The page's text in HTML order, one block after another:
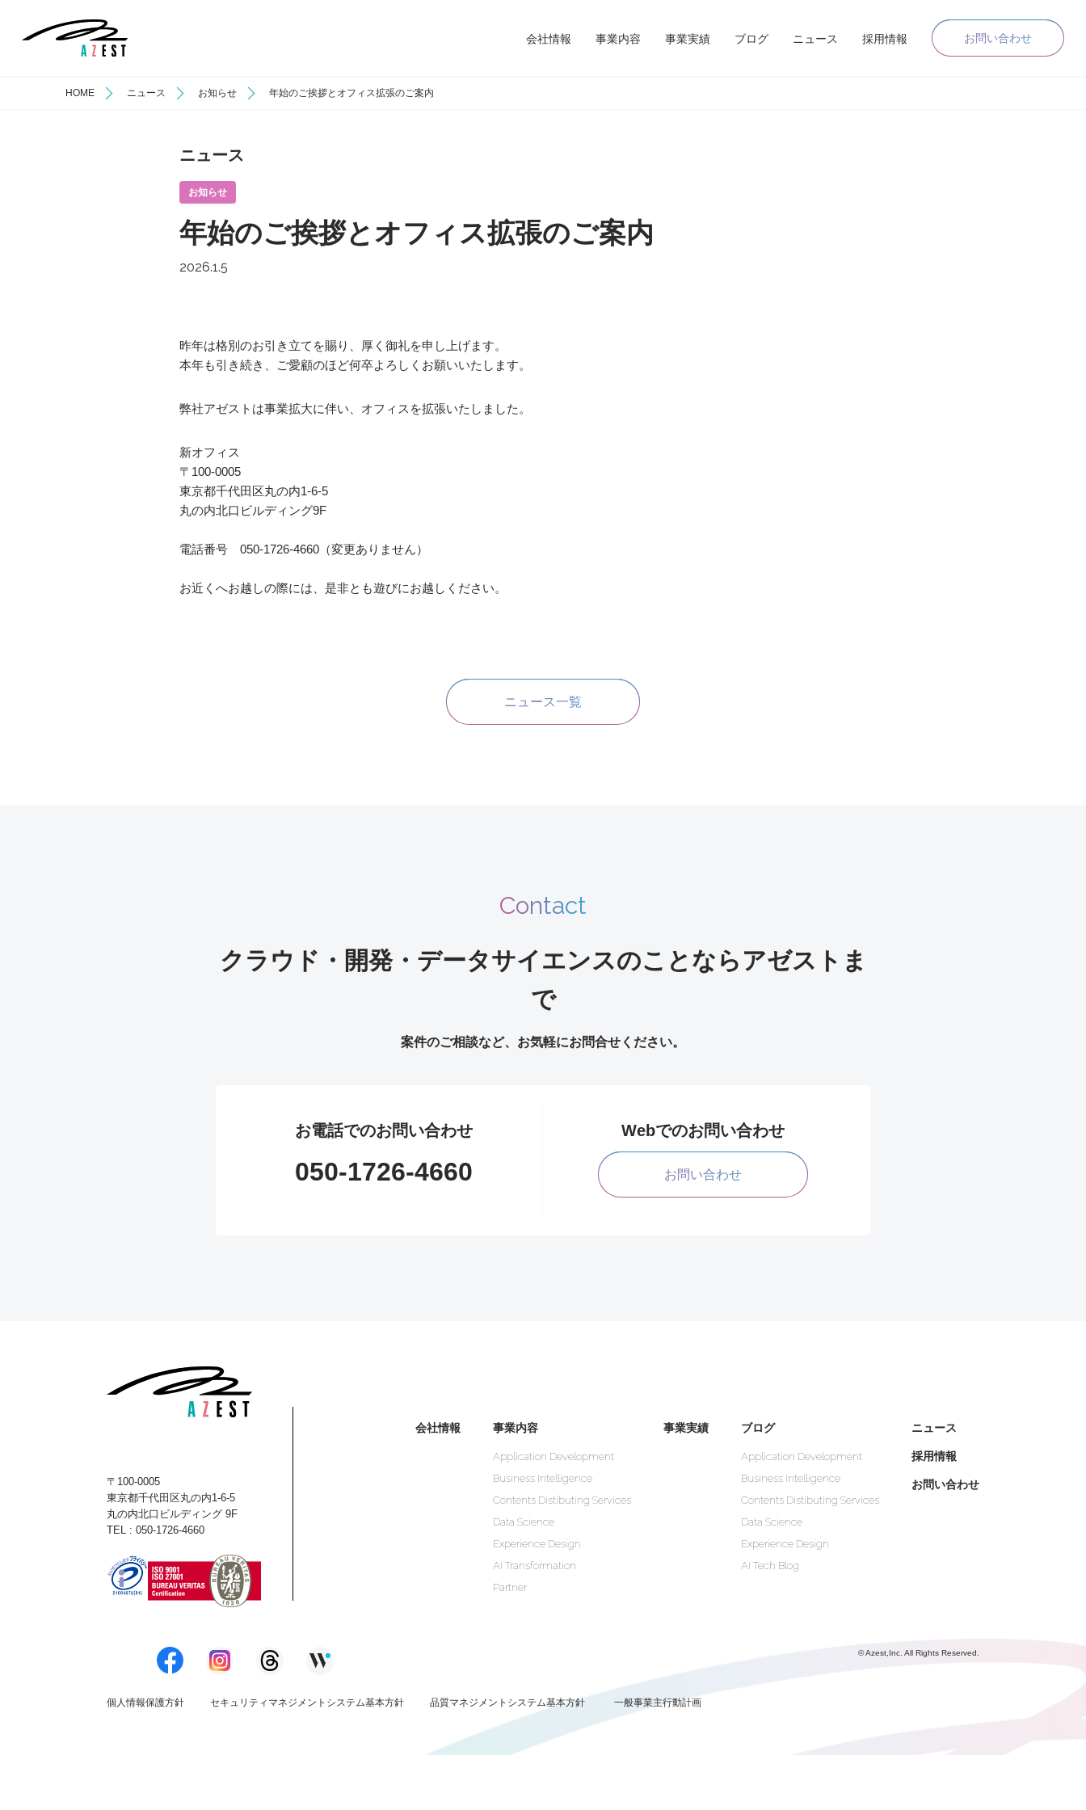
会社情報 事業内容 事業実績 ブログ ニュース 採用情報 お問い合わせ
HOME ニュース お知らせ 年始のご挨拶とオフィス拡張のご案内
ニュース
お知らせ
年始のご挨拶とオフィス拡張のご案内
2026.1.5
昨年は格別のお引き立てを賜り、厚く御礼を申し上げます。
本年も引き続き、ご愛顧のほど何卒よろしくお願いいたします。
弊社アゼストは事業拡大に伴い、オフィスを拡張いたしました。
新オフィス
〒100-0005
東京都千代田区丸の内1-6-5
丸の内北口ビルディング9F
電話番号 050-1726-4660（変更ありません）
お近くへお越しの際には、是非とも遊びにお越しください。
ニュース一覧
Contact
クラウド・開発・データサイエンスのことならアゼストま
で
案件のご相談など、お気軽にお問合せください。
お電話でのお問い合わせ
050-1726-4660
Webでのお問い合わせ
お問い合わせ
〒100-0005
東京都千代田区丸の内1-6-5
丸の内北口ビルディング 9F
TEL : 050-1726-4660
会社情報 事業内容
Application Development
Business Intelligence
Contents Distibuting Services
Data Science
Experience Design
AI Transformation
Partner
事業実績 ブログ
Application Development
Business Intelligence
Contents Distibuting Services
Data Science
Experience Design
AI Tech Blog
ニュース
採用情報
お問い合わせ
個人情報保護方針 セキュリティマネジメントシステム基本方針 品質マネジメントシステム基本方針 一般事業主行動計画
© Azest,Inc. All Rights Reserved.